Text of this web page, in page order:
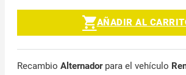
AÑADIR AL
Recambio Alternadorpara el vehículo